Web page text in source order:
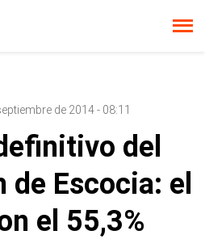
de 2014 - 08:11
del
Escocia: el
el 55,3%